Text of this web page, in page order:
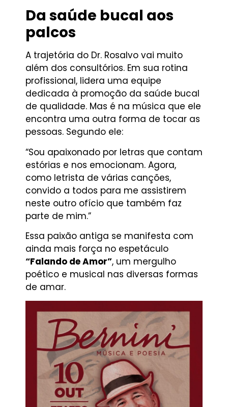
Da saúde bucal aos
palcos
A trajetória do Dr. Rosalvo vai muito
além dos consultórios. Em sua rotina
profissional, lidera uma equipe
dedicada à promoção da saúde bucal
de qualidade. Mas é na música que ele
encontra uma outra forma de tocar as
pessoas. Segundo ele:
“Sou apaixonado por letras que contam
estórias e nos emocionam. Agora,
como letrista de várias canções,
convido a todos para me assistirem
neste outro ofício que também faz
parte de mim.”
Essa paixão antiga se manifesta com
ainda mais força no espetáculo
“Falando de Amor”, um mergulho
poético e musical nas diversas formas
de amar.